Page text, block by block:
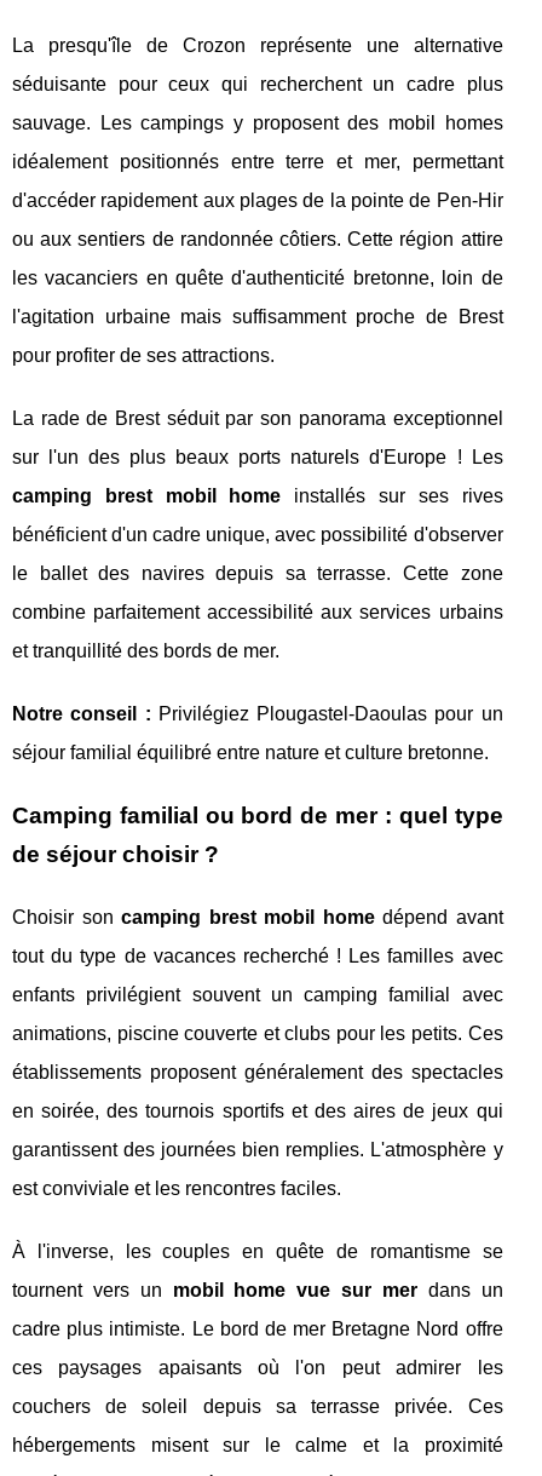
La presqu'île de Crozon représente une alternative
séduisante pour ceux qui recherchent un cadre plus
sauvage. Les campings y proposent des mobil homes
idéalement positionnés entre terre et mer, permettant
d'accéder rapidement aux plages de la pointe de Pen-Hir
ou aux sentiers de randonnée côtiers. Cette région attire
les vacanciers en quête d'authenticité bretonne, loin de
l'agitation urbaine mais suffisamment proche de Brest
pour profiter de ses attractions.
La rade de Brest séduit par son panorama exceptionnel
sur l'un des plus beaux ports naturels d'Europe ! Les
camping brest mobil home installés sur ses rives
bénéficient d'un cadre unique, avec possibilité d'observer
le ballet des navires depuis sa terrasse. Cette zone
combine parfaitement accessibilité aux services urbains
et tranquillité des bords de mer.
Notre conseil : Privilégiez Plougastel-Daoulas pour un
séjour familial équilibré entre nature et culture bretonne.
Camping familial ou bord de mer : quel type
de séjour choisir ?
Choisir soncamping brest mobil homedépend avant
tout du type de vacances recherché ! Les familles avec
enfants privilégient souvent un camping familial avec
animations, piscine couverte et clubs pour les petits. Ces
établissements proposent généralement des spectacles
en soirée, des tournois sportifs et des aires de jeux qui
garantissent des journées bien remplies. L'atmosphère y
est conviviale et les rencontres faciles.
À l'inverse, les couples en quête de romantisme se
tournent vers un mobil home vue sur merdans un
cadre plus intimiste. Le bord de mer Bretagne Nord offre
ces paysages apaisants où l'on peut admirer les
couchers de soleil depuis sa terrasse privée. Ces
hébergements misent sur le calme et la proximité